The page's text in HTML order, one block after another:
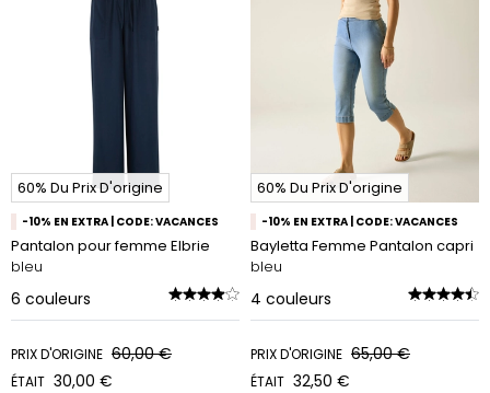
60% Du Prix D'origine
-10% EN EXTRA | CODE: VACANCES
Pantalon pour femme Elbrie
bleu
6 couleurs
PRIX D'ORIGINE 60,00 €
ÉTAIT 30,00 €
60% Du Prix D'origine
-10% EN EXTRA | CODE: VACANCES
Bayletta Femme Pantalon capri
bleu
4 couleurs
PRIX D'ORIGINE 65,00 €
ÉTAIT 32,50 €